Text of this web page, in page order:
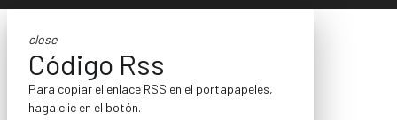
close
Código Rss
Para copiar el enlace RSS en el portapapeles,
haga clic en el botón.